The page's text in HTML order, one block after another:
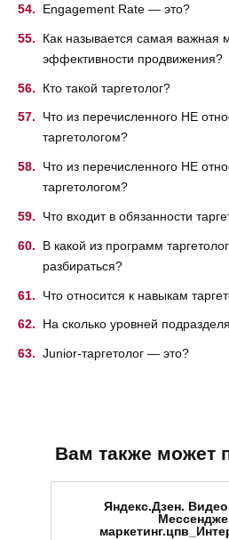
Engagement Rate — это?
Как называется самая важная
эффективности продвижения?
Кто такой таргетолог?
Что из перечисленного НЕ
таргетологом?
Что из перечисленного НЕ
таргетологом?
Что входит в обязанности
В какой из программ
разбираться?
Что относится к навыкам
На сколько уровней
Junior-таргетолог — это?
Вам также может
Яндекс.Дзен.